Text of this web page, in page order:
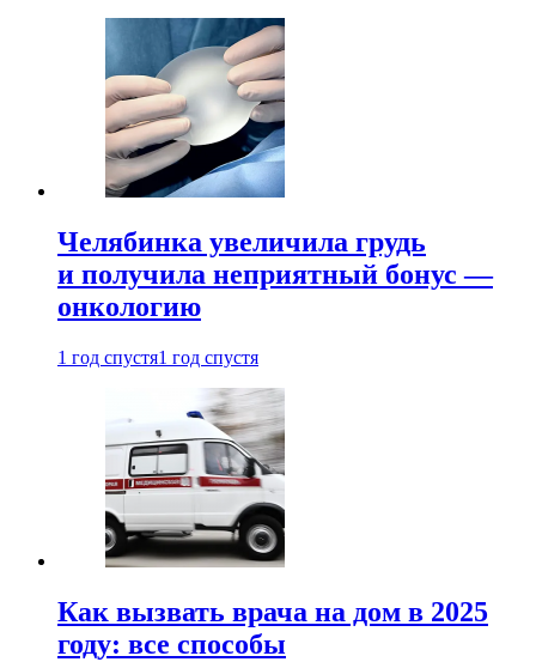
Челябинка увеличила грудь
и получила неприятный бонус —
онкологию
1 год спустя1 год спустя
Как вызвать врача на дом в 2025
году: все способы